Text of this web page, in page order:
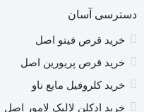
2,300,000 تومان
1,800,000 تومان
دسترسی آسان
خرید قرص فیتو اصل
خرید قرص پریورین اصل
خرید کلروفیل مایع ناو
خرید ادکلن لالیک لامور اصل